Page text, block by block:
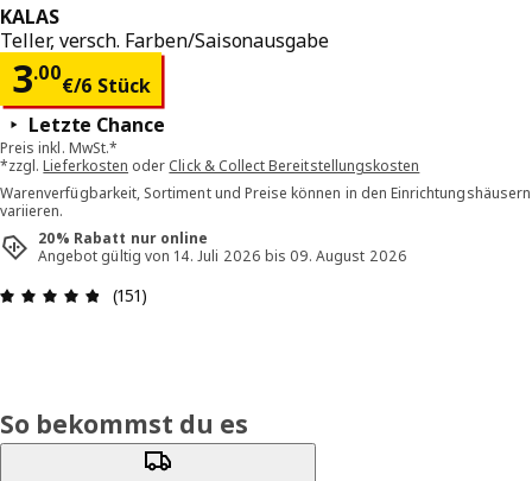
KALAS
Teller, versch. Farben/Saisonausgabe
3.00
€/6 Stück
Preis 3.00€/6 Stück
Letzte Chance
Preis inkl. MwSt.*
*zzgl.Lieferkosten oder Click & Collect Bereitstellungskosten
Warenverfügbarkeit, Sortiment und Preise können in den Einrichtungshäusern
variieren.
20% Rabatt nur online
Angebot gültig von 14. Juli 2026 bis 09. August 2026
Bewertung: 4.8 von 5 Sterne Alle Bewertungen:
(151)
So bekommst du es